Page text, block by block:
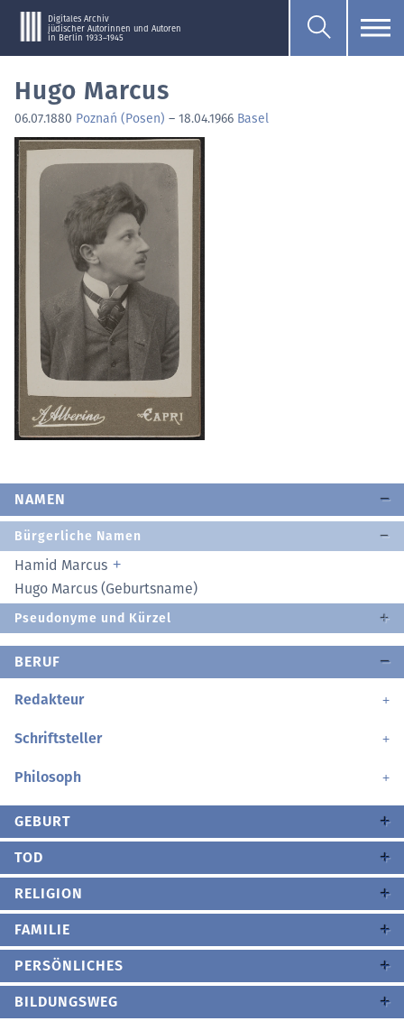
Digitales Archiv
jüdischer Autorinnen und Autoren
in Berlin 1933–1945
Hugo Marcus
06.07.1880 Poznań (Posen) – 18.04.1966 Basel
NAMEN
Bürgerliche Namen
Hamid Marcus
Hugo Marcus (Geburtsname)
Pseudonyme und Kürzel
BERUF
Redakteur
Schriftsteller
Philosoph
GEBURT
TOD
RELIGION
FAMILIE
PERSÖNLICHES
BILDUNGSWEG